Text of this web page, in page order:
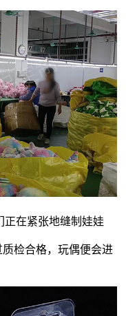
正在紧张地缝制娃娃
检合格，玩偶便会进